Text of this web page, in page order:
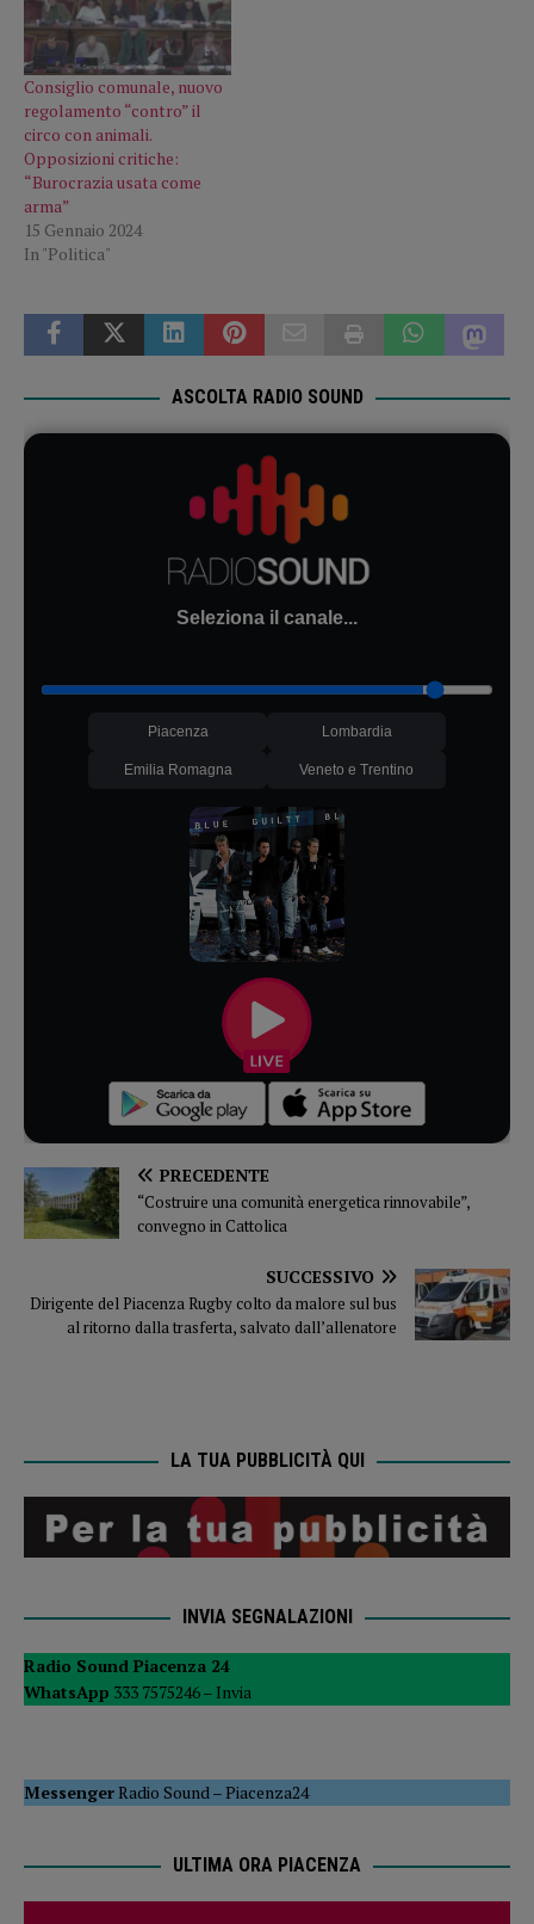
Consiglio comunale, nuovo
regolamento “contro” il
circo con animali.
Opposizioni critiche:
“Burocrazia usata come
arma”
15 Gennaio 2024
In "Politica"
ASCOLTA RADIO SOUND
Seleziona il canale...
Piacenza Lombardia
Emilia Romagna Veneto e Trentino
PRECEDENTE
“Costruire una comunità energetica rinnovabile”,
convegno in Cattolica
SUCCESSIVO
Dirigente del Piacenza Rugby colto da malore sul bus
al ritorno dalla trasferta, salvato dall’allenatore
LA TUA PUBBLICITÀ QUI
INVIA SEGNALAZIONI
Radio Sound Piacenza 24
WhatsApp 333 7575246 – Invia
MessengerRadio Sound–Piacenza24
ULTIMA ORA PIACENZA